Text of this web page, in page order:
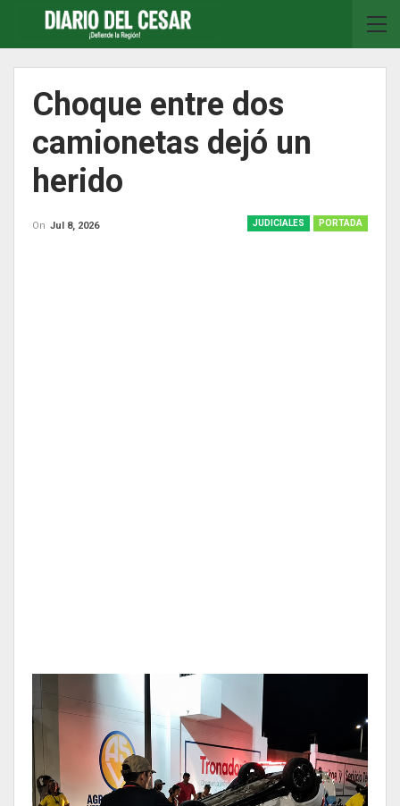
Choque entre dos
camionetas dejó un
herido
JUDICIALES PORTADA
On Jul 8, 2026